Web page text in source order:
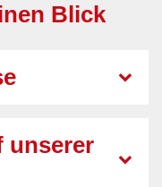
Blick
unserer